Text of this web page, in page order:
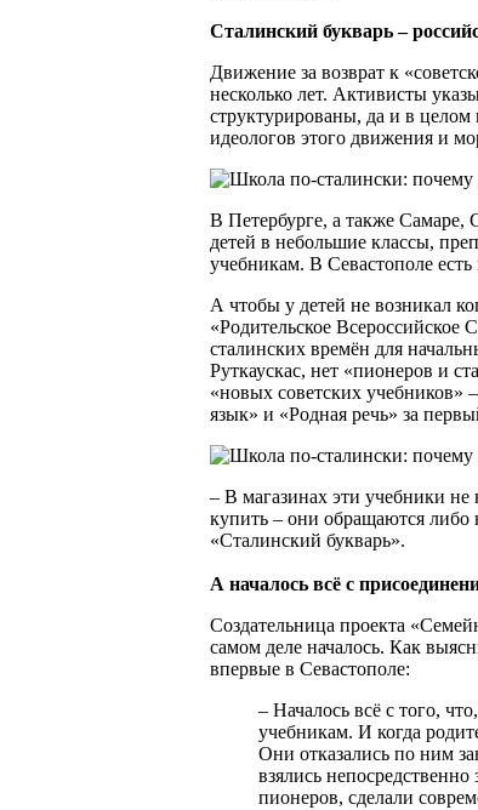
Сталинский букварь –
Движение за возврат к
несколько лет. Активисты
структурированы, да и в целом
идеологов этого движения и
В Петербурге, а также Самаре,
детей в небольшие классы,
учебникам. В Севастополе
А чтобы у детей не возникал
«Родительское
сталинских времён для
Руткаускас, нет «пионеров и
«новых советских учебников»
язык» и «Родная речь» за
– В магазинах эти учебники не
купить – они обращаются либо
«Сталинский букварь».
А началось всё с
Создательница проекта
самом деле началось. Как
впервые в Севастополе:
– Началось всё с того,
учебникам. И когда
Они отказались по ним
взялись
пионеров, сделали